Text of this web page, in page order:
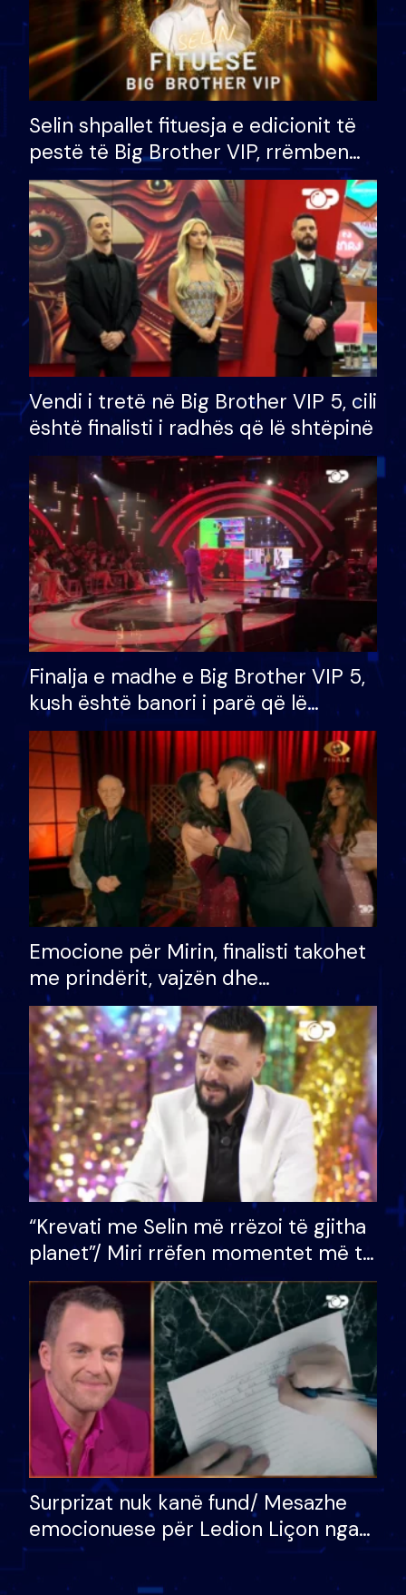
Selin shpallet fituesja e edicionit të
pestë të Big Brother VIP, rrëmben
çmimin e madh prej 100 mijë eurosh
Vendi i tretë në Big Brother VIP 5, cili
është finalisti i radhës që lë shtëpinë
Finalja e madhe e Big Brother VIP 5,
kush është banori i parë që lë
shtëpinë dhe humb mundësinë për
të fituar çmimin e madh
Emocione për Mirin, finalisti takohet
me prindërit, vajzën dhe
bashkëshorten: S’kemi ndonjë letër
divorci apo jo?
“Krevati me Selin më rrëzoi të gjitha
planet”/ Miri rrëfen momentet më të
bukura në shtëpinë e BB VIP: Do më
mungojë zilja e mëngjesit kur…
Surprizat nuk kanë fund/ Mesazhe
emocionuese për Ledion Liçon nga
nëna dhe fëmijët e tij, moderatori
nuk i mban dot lotët: Nuk meritoj…